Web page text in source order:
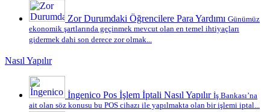
Zor Durumdaki Öğrencilere Para Yardımı Günümüz
ekonomik şartlarında geçinmek mevcut olan en temel ihtiyaçları
gidermek dahi son derece zor olmak...
Nasıl Yapılır
İngenico Pos İşlem İptali Nasıl Yapılır İş Bankası’na
ait olan söz konusu bu POS cihazı ile yapılmakta olan bir işlemi iptal...